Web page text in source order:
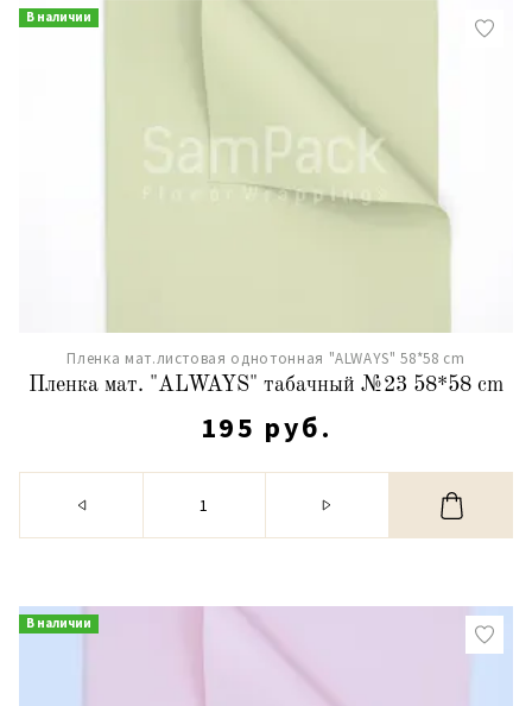
В наличии
Пленка мат.листовая однотонная "ALWAYS" 58*58 cm
Пленка мат. "ALWAYS" табачный №23 58*58 cm
195 руб.
В наличии